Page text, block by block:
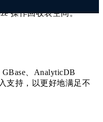
操作回收表空间。
、AnalyticDB
支持，以更好地满足不